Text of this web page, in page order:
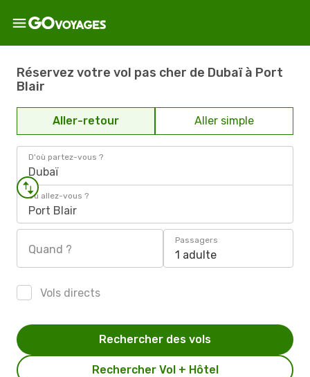
Réservez votre vol pas cher de Dubaï à Port
Blair
Aller-retour Aller simple
D'où partez-vous ?
Dubaï
Où allez-vous ?
Port Blair
Quand ?
Passagers
1 adulte
Vols directs
Rechercher Vol + Hôtel
Rechercher des vols